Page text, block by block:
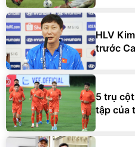
HLV
trước
5 trụ
tập của